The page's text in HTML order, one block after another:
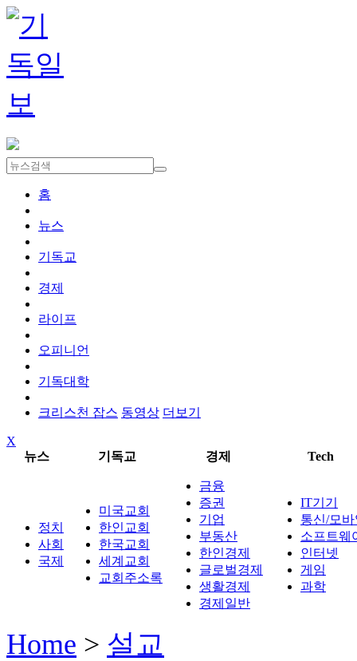
홈
뉴스
기독교
경제
라이프
오피니언
기독대학
크리스천 잡스 동영상 더보기
X
뉴스
기독교 경제 Tech
정치
사회
국제
미국교회
한인교회
한국교회
세계교회
교회주소록
금융
증권
기업
부동산
한인경제
글로벌경제
생활경제
경제일반
IT기기
통신/모
소프트웨
인터넷
게임
과학
Home > 설교